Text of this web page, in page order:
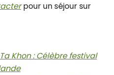
pour un séjour sur
Khon : Célèbre festival